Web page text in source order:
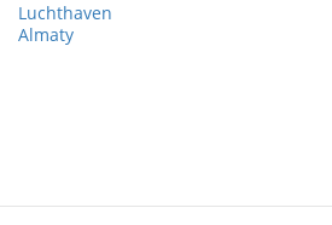
Luchthaven
Almaty